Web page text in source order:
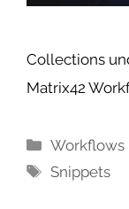
Collections
Matrix42
Kategorien
Workflows
Snippets